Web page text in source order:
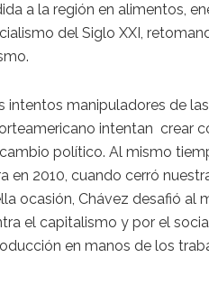
a la región en alimentos,
del Siglo XXI,
intentos manipuladores de
intentan crear
político. Al mismo
en 2010, cuando cerró
ocasión, Chávez desafió
el capitalismo y por el
en manos de los